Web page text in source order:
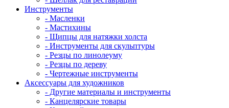
Инструменты
- Масленки
- Мастихины
- Щипцы для натяжки холста
- Инструменты для скульптуры
- Резцы по линолеуму
- Резцы по дереву
- Чертежные инструменты
Аксессуары для художников
- Другие материалы и инструменты
- Канцелярские товары